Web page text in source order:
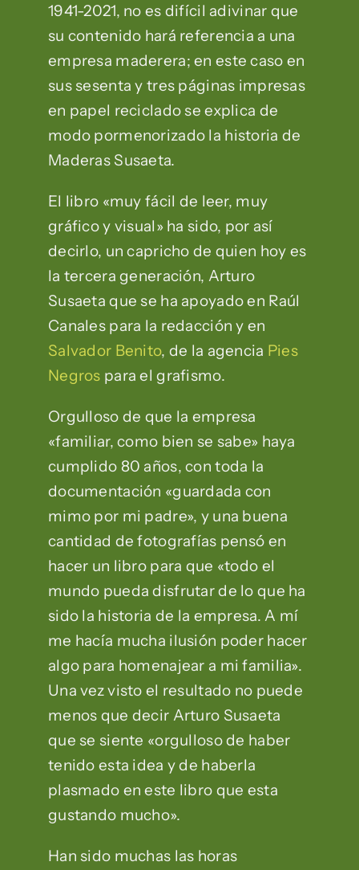
1941-2021, no es difícil adivinar que
su contenido hará referencia a una
empresa maderera; en este caso en
sus sesenta y tres páginas impresas
en papel reciclado se explica de
modo pormenorizado la historia de
Maderas Susaeta.
El libro «muy fácil de leer, muy
gráfico y visual» ha sido, por así
decirlo, un capricho de quien hoy es
la tercera generación, Arturo
Susaeta que se ha apoyado en Raúl
Canales para la redacción y en
Salvador Benito, de la agencia Pies
Negros para el grafismo.
Orgulloso de que la empresa
«familiar, como bien se sabe» haya
cumplido 80 años, con toda la
documentación «guardada con
mimo por mi padre», y una buena
cantidad de fotografías pensó en
hacer un libro para que «todo el
mundo pueda disfrutar de lo que ha
sido la historia de la empresa. A mí
me hacía mucha ilusión poder hacer
algo para homenajear a mi familia».
Una vez visto el resultado no puede
menos que decir Arturo Susaeta
que se siente «orgulloso de haber
tenido esta idea y de haberla
plasmado en este libro que esta
gustando mucho».
Han sido muchas las horas